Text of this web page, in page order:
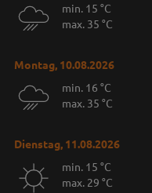
min. 15 °C
max. 35 °C
Montag, 10.08.2026
min. 16 °C
max. 35 °C
Dienstag, 11.08.2026
min. 15 °C
max. 29 °C